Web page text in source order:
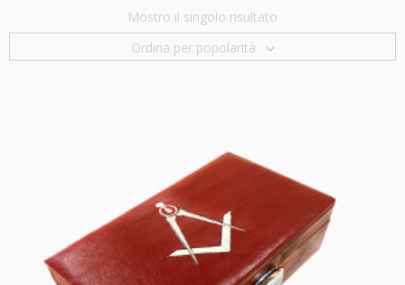
Mostro il singolo risultato
Ordina per popolarità